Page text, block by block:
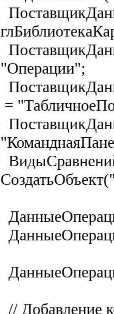
"Операции";
=
// Добавление